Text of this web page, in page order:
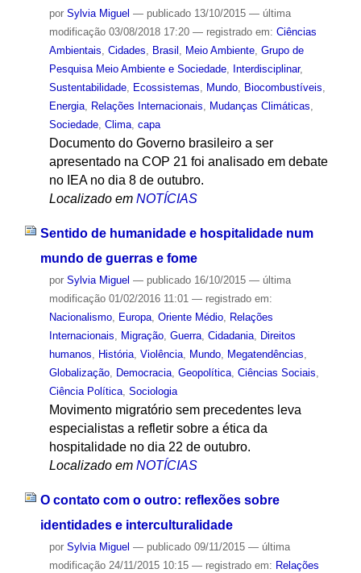
por Sylvia Miguel — publicado13/10/2015 — última
modificação03/08/2018 17:20 — registrado em: Ciências
Ambientais, Cidades, Brasil , Meio Ambiente, Grupo de
Pesquisa Meio Ambiente e Sociedade, Interdisciplinar,
Sustentabilidade, Ecossistemas, Mundo, Biocombustíveis,
Energia, Relações Internacionais, Mudanças Climáticas,
Sociedade, Clima, capa
Documento do Governo brasileiro a ser
apresentado na COP 21 foi analisado em debate
no IEA no dia 8 de outubro.
Localizado em NOTÍCIAS
Sentido de humanidade e hospitalidade num
mundo de guerras e fome
por Sylvia Miguel — publicado16/10/2015 — última
modificação01/02/2016 11:01 — registrado em:
Nacionalismo, Europa, Oriente Médio, Relações
Internacionais, Migração, Guerra, Cidadania, Direitos
humanos, História, Violência, Mundo, Megatendências,
Globalização, Democracia, Geopolítica, Ciências Sociais,
Ciência Política, Sociologia
Movimento migratório sem precedentes leva
especialistas a refletir sobre a ética da
hospitalidade no dia 22 de outubro.
Localizado em NOTÍCIAS
O contato com o outro: reflexões sobre
identidades e interculturalidade
por Sylvia Miguel — publicado09/11/2015 — última
modificação24/11/2015 10:15 — registrado em: Relações